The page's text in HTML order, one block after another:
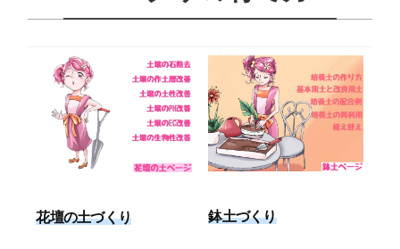
花壇の土づくり 鉢土づくり